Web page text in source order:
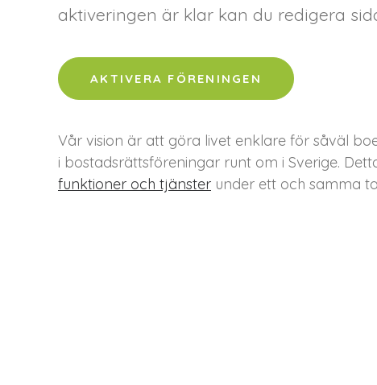
aktiveringen är klar kan du redigera
AKTIVERA FÖRENINGEN
Vår vision är att göra livet enklare för såväl
i bostadsrättsföreningar runt om i Sverige.
funktioner och tjänster under ett och samma